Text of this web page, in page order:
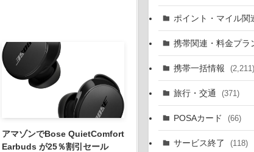
アマゾンでBose QuietComfort
Earbuds が25％割引セール
ポイント・マイル関
携帯関連・料金プラ
携帯一括情報 (2,211)
旅行・交通 (371)
POSAカード (66)
サービス終了 (118)